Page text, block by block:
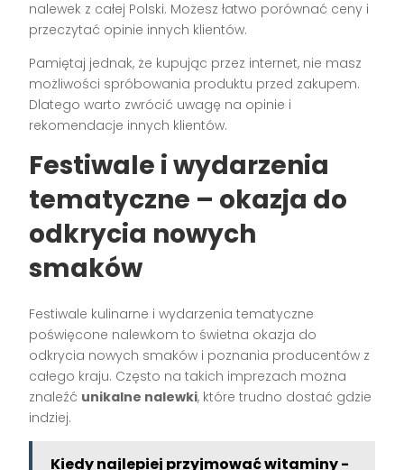
nalewek z całej Polski. Możesz łatwo porównać ceny i
przeczytać opinie innych klientów.
Pamiętaj jednak, że kupując przez internet, nie masz
możliwości spróbowania produktu przed zakupem.
Dlatego warto zwrócić uwagę na opinie i
rekomendacje innych klientów.
Festiwale i wydarzenia
tematyczne – okazja do
odkrycia nowych
smaków
Festiwale kulinarne i wydarzenia tematyczne
poświęcone nalewkom to świetna okazja do
odkrycia nowych smaków i poznania producentów z
całego kraju. Często na takich imprezach można
znaleźć unikalne nalewki, które trudno dostać gdzie
indziej.
Kiedy najlepiej przyjmować witaminy -